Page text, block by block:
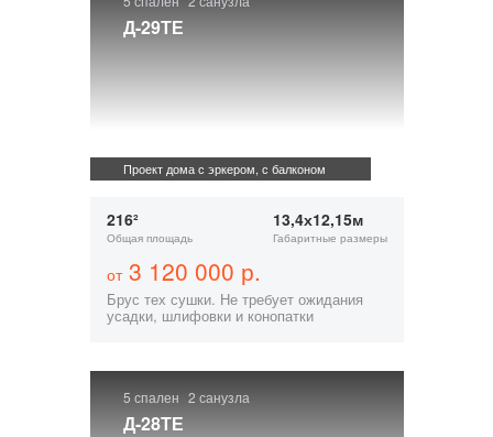
Д-29ТЕ
Проект дома с эркером, с балконом
216²
Общая площадь
13,4х12,15м
Габаритные размеры
от3 120 000 р.
Брус тех сушки. Не требует ожидания
усадки, шлифовки и конопатки
5 спален 2 санузла
Д-28ТЕ